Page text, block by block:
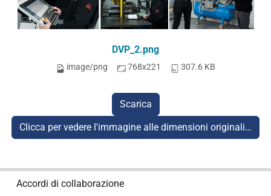
DVP_2.png
image/png 768x221 307.6 KB
Scarica
Clicca per vedere l'immagine alle dimensioni originali…
Accordi di collaborazione